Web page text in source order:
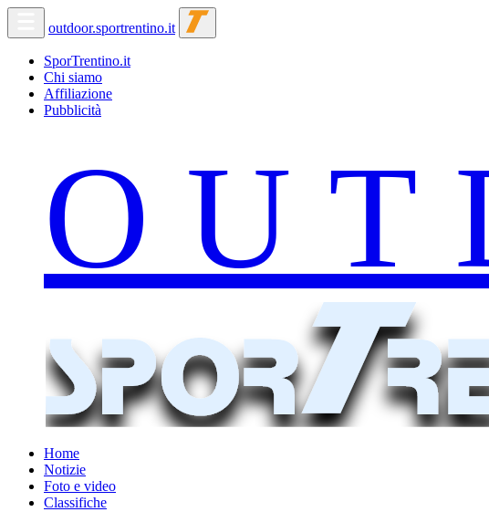
outdoor.sportrentino.it
SporTrentino.it
Chi siamo
Affiliazione
Pubblicità
Home
Notizie
Foto e video
Classifiche